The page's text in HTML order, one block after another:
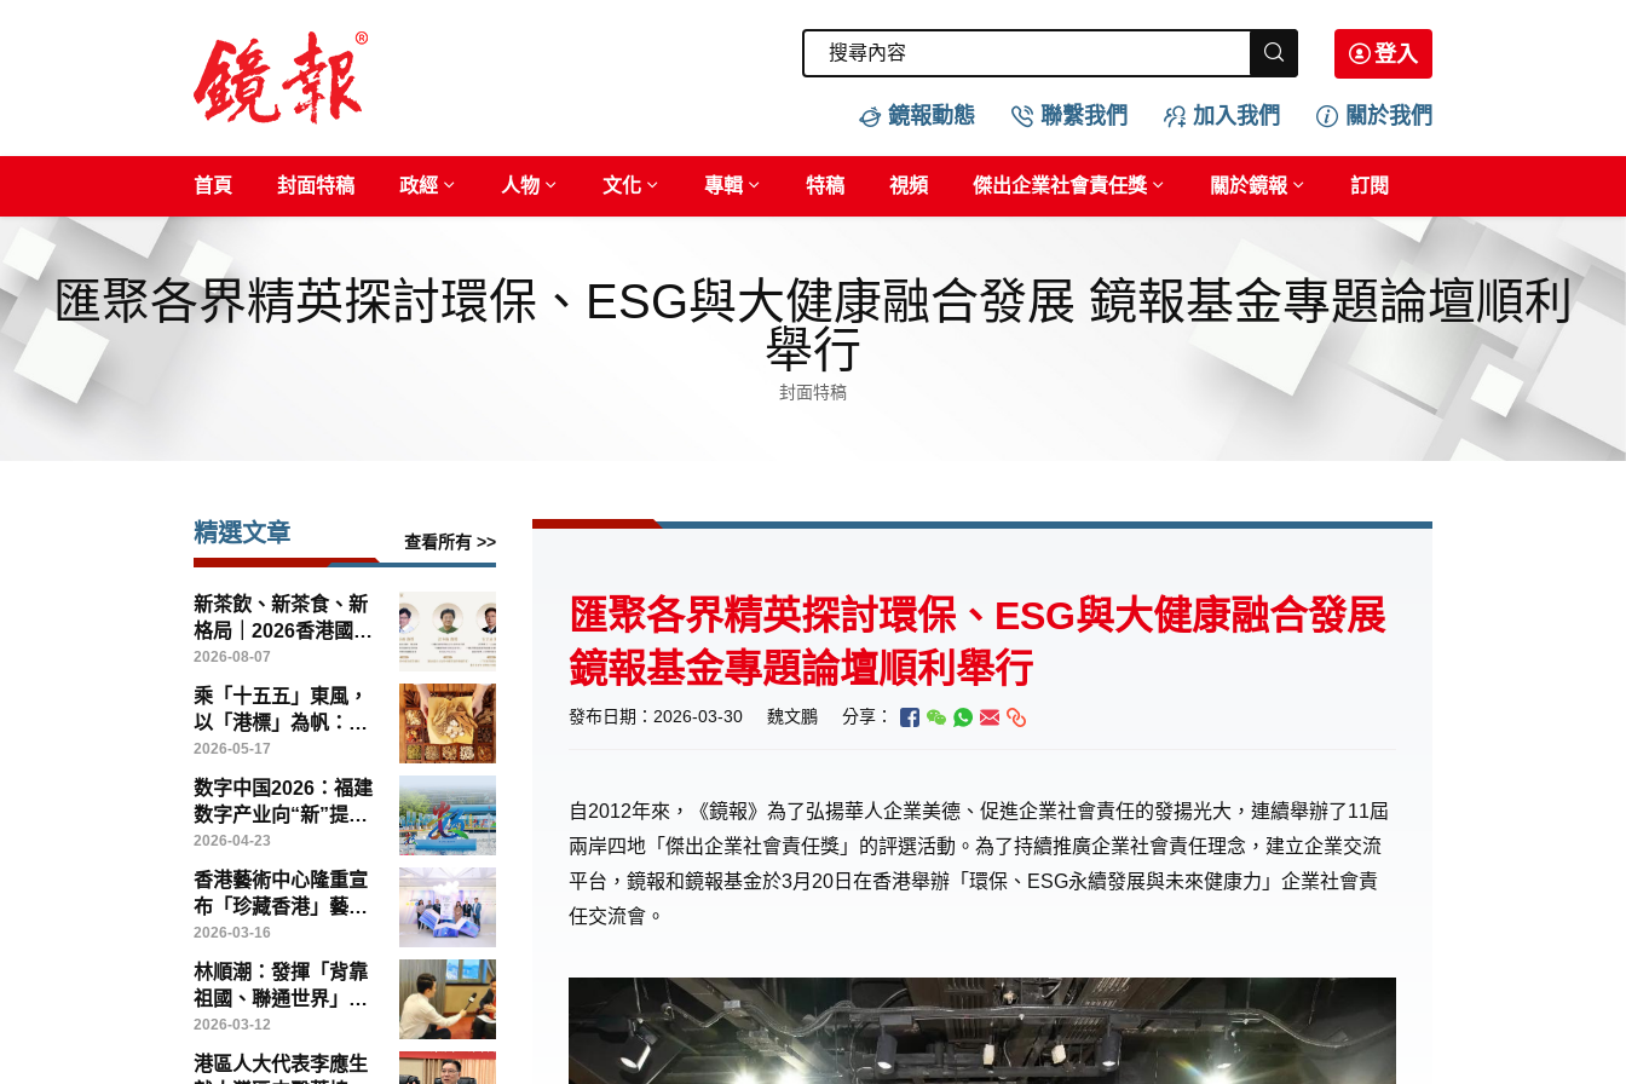
登入
鏡報動態 聯繫我們 加入我們 關於我們
首頁 封面特稿 政經 人物 文化 專輯 特稿 視頻 傑出企業社會責任獎 關於鏡報 訂閱
匯聚各界精英探討環保、ESG與大健康融合發展 鏡報基金專題論壇順利
舉行
封面特稿
精選文章 查看所有 >>
新茶飲、新茶食、新
格局｜2026香港國際
茶文化論壇8月14日
灣仔啟幕
2026-08-07
乘「十五五」東風，
以「港標」為帆：香
港如何引領中醫藥高
質量出海
2026-05-17
数字中国2026：福建
数字产业向“新”提
“质”——写在第九届
数字中国建设峰会召
开前夕
2026-04-23
香港藝術中心隆重宣
布「珍藏香港」藝術
博覽將於「藝術三
月」盛大登場
2026-03-16
林順潮：發揮「背靠
祖國、聯通世界」優
勢，香港醫療創新、
教育與醫療旅遊大有
可為
2026-03-12
港區人大代表李應生
匯聚各界精英探討環保、ESG與大健康融合發展
鏡報基金專題論壇順利舉行
發布日期：2026-03-30 魏文鵬 分享：
自2012年來 ， 《鏡報》為了弘揚華人企業美德、促進企業社會責任的發揚光大，連續舉辦了11屆
兩岸四地「傑出企業社會責任獎」的評選活動。為了持續推廣企業社會責任理念，建立企業交流
平台，鏡報和鏡報基金於3月20日在香港舉辦「環保、ESG永續發展與未來健康力」企業社會責
任交流會 。